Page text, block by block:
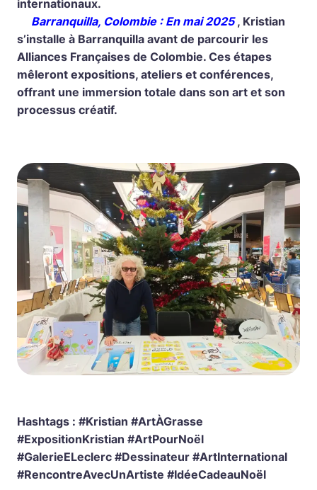
internationaux.
Barranquilla, Colombie : En mai 2025 , Kristian
s’installe à Barranquilla avant de parcourir les
Alliances Françaises de Colombie. Ces étapes
mêleront expositions, ateliers et conférences,
offrant une immersion totale dans son art et son
processus créatif.
Hashtags : #Kristian #ArtÀGrasse
#ExpositionKristian #ArtPourNoël
#GalerieELeclerc #Dessinateur #ArtInternational
#RencontreAvecUnArtiste #IdéeCadeauNoël